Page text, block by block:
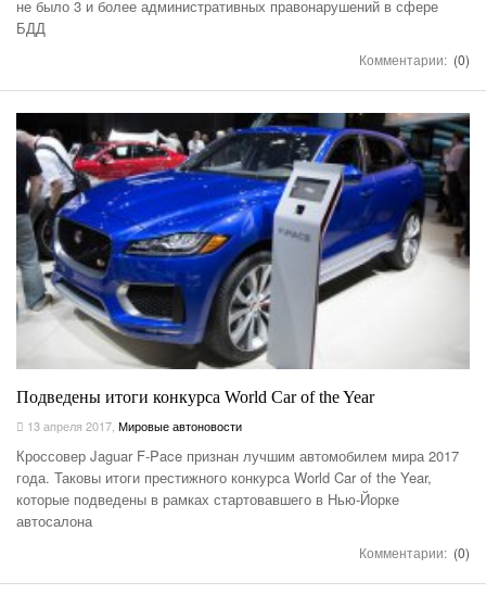
не было 3 и более административных правонарушений в сфере
БДД
Комментарии: (0)
Подведены итоги конкурса World Car of the Year
13 апреля 2017 Мировые автоновости
Кроссовер Jaguar F-Pace признан лучшим автомобилем мира 2017
года. Таковы итоги престижного конкурса World Car of the Year,
которые подведены в рамках стартовавшего в Нью-Йорке
автосалона
Комментарии: (0)